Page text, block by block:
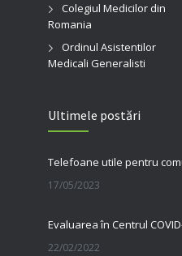
Colegiul Medicilor din
Romania
Ordinul Asistentilor
Medicali Generalisti
Ultimele postări
17/05/2023
22/02/2022